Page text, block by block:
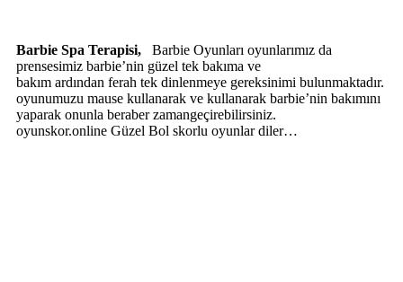
Barbie Spa Terapisi, Barbie Oyunları oyunlarımız da
prensesimiz barbie’nin güzel tek bakıma ve
bakım ardından ferah tek dinlenmeye gereksinimi bulunmaktadır.
oyunumuzu mause kullanarak ve kullanarak barbie’nin bakımını
yaparak onunla beraber zamangeçirebilirsiniz.
oyunskor.online Güzel Bol skorlu oyunlar diler…